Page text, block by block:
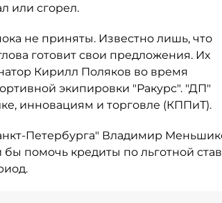
или сгорел.
не приняты. Известно лишь, что
готовит свои предложения. Их
Кирилл Поляков во время
экипировки "Ракурс". "ДП"
инновациям и торговле (КППиТ).
Петербурга" Владимир
помочь кредиты по льготной